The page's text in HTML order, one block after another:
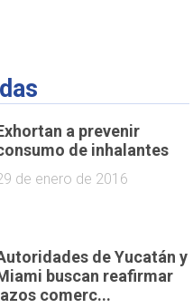
a prevenir
de inhalantes
de enero de 2016
de Yucatán y
buscan reafirmar
comerc...